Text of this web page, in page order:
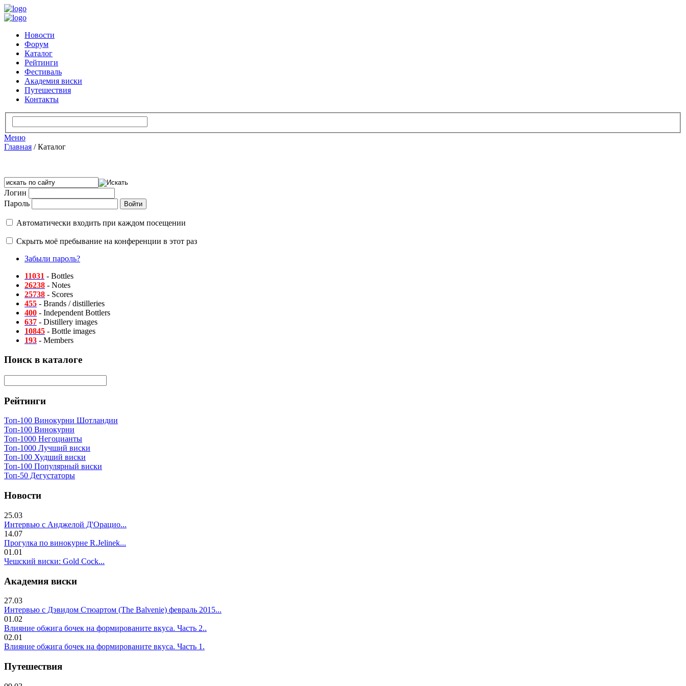
Новости
Форум
Каталог
Рейтинги
Фестиваль
Академия виски
Путешествия
Контакты
Меню
Главная /Каталог
Логин
Пароль
Автоматически входить при каждом посещении
Скрыть моё пребывание на конференции в этот раз
Забыли пароль?
11031 - Bottles
26238 - Notes
25738 - Scores
455 - Brands / distilleries
400 - Independent Bottlers
637 - Distillery images
10845 - Bottle images
193 - Members
Поиск в каталоге
Рейтинги
Топ-100 Винокурни Шотландии
Топ-100 Винокурни
Топ-1000 Негоцианты
Топ-1000 Лучший виски
Топ-100 Худший виски
Топ-100 Популярный виски
Топ-50 Дегустаторы
Новости
25.03
Интервью с Анджелой Д'Орацио...
14.07
Прогулка по винокурне R.Jelinek...
01.01
Чешский виски: Gold Cock...
Академия виски
27.03
Интервью с Дэвидом Стюартом (The Balvenie) февраль 2015...
01.02
Влияние обжига бочек на формированите вкуса. Часть 2..
02.01
Влияние обжига бочек на формированите вкуса. Часть 1.
Путешествия